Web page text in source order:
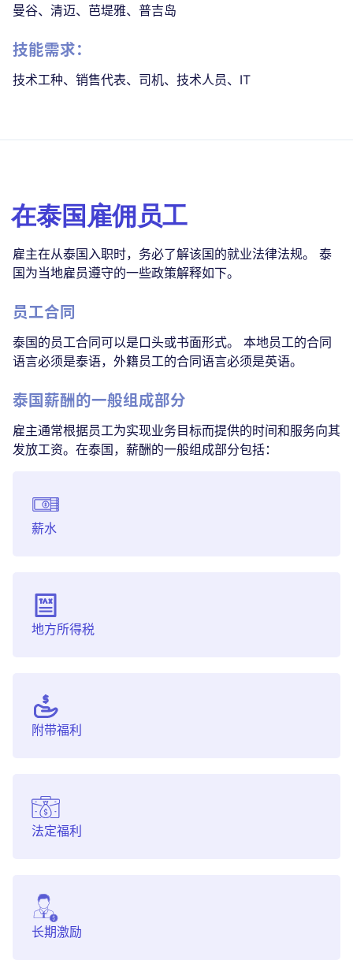
‍曼谷、清迈、芭堤雅、普吉岛
技能需求：
‍技术工种、销售代表、司机、技术人员、IT
在泰国雇佣员工
雇主在从泰国入职时，务必了解该国的就业法律法规。 泰
国为当地雇员遵守的一些政策解释如下。
员工合同
泰国的员工合同可以是口头或书面形式。 本地员工的合同
语言必须是泰语，外籍员工的合同语言必须是英语。
泰国薪酬的一般组成部分
雇主通常根据员工为实现业务目标而提供的时间和服务向其
发放工资。在泰国，薪酬的一般组成部分包括：
薪水
地方所得税
附带福利
法定福利
长期激励